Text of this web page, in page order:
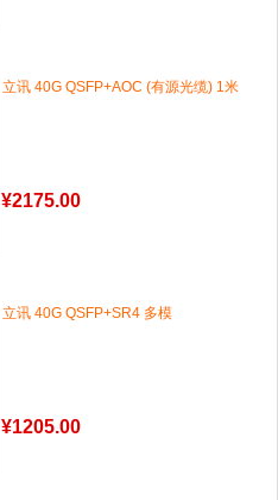
立讯 40G QSFP+AOC (有源光缆) 1米
¥2175.00
立讯 40G QSFP+SR4 多模
¥1205.00